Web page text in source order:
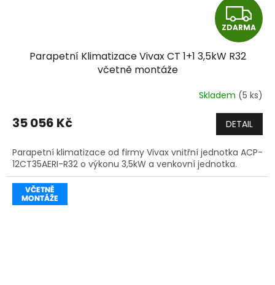
Z
D
R
M
A
ZDARMA
Parapetní Klimatizace Vivax CT 1+1 3,5kW R32
včetně montáže
Skladem (5 ks)
35 056 Kč DETAIL
Parapetní klimatizace od firmy Vivax vnitřní jednotka ACP-
12CT35AERI-R32 o výkonu 3,5kW a venkovní jednotka.